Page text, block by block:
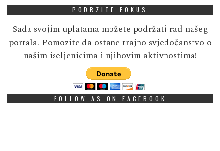
PODRZITE FOKUS
Sada svojim uplatama možete podržati rad našeg
portala. Pomozite da ostane trajno svjedočanstvo o
našim iseljenicima i njihovim aktivnostima!
FOLLOW AS ON FACEBOOK